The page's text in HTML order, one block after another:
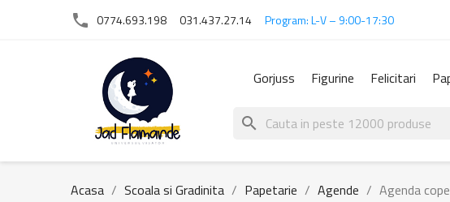
phone 0774.693.198 031.437.27.14 Program: L-V – 9:00-17:30
Gorjuss Figurine Felicitari
search
Acasa Scoala si Gradinita Papetarie Agende Agenda